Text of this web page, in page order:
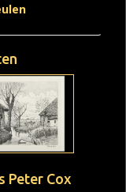
Peter Cox